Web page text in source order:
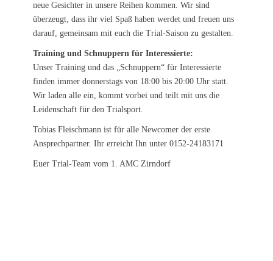
neue Gesichter in unsere Reihen kommen. Wir sind
überzeugt, dass ihr viel Spaß haben werdet und freuen uns
darauf, gemeinsam mit euch die Trial-Saison zu gestalten.
Training und Schnuppern für Interessierte:
Unser Training und das „Schnuppern“ für Interessierte
finden immer donnerstags von 18:00 bis 20:00 Uhr statt.
Wir laden alle ein, kommt vorbei und teilt mit uns die
Leidenschaft für den Trialsport.
Tobias Fleischmann ist für alle Newcomer der erste
Ansprechpartner. Ihr erreicht Ihn unter 0152-24183171
Euer Trial-Team vom 1. AMC Zirndorf